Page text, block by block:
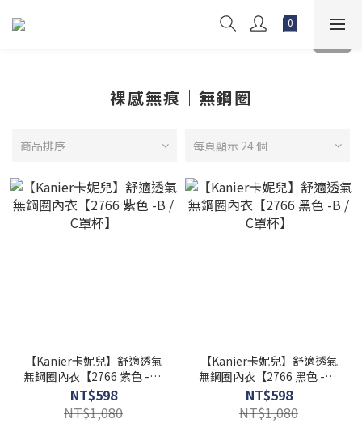
裸感無痕｜無鋼圈
商品排序 每頁顯示 24 個
【Kanier卡妮兒】舒適透氣
無鋼圈內衣【2766 紫色 -B /
C罩杯】
NT$598
NT$1,080
【Kanier卡妮兒】舒適透氣
無鋼圈內衣【2766 黑色 -B /
C罩杯】
NT$598
NT$1,080